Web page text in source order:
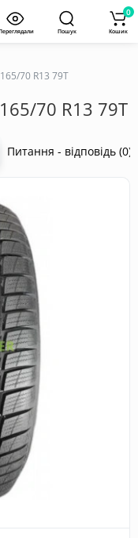
Пошук Кошик
0
70 R13 79T
70 R13 79T
Питання - відповідь (0)